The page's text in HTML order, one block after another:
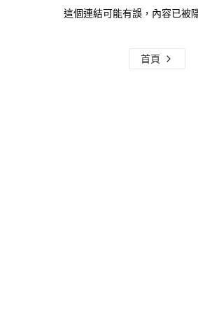
這個連結可能有誤，內容已被
首頁